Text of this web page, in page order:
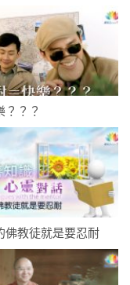
？？？
佛教徒就是要忍耐